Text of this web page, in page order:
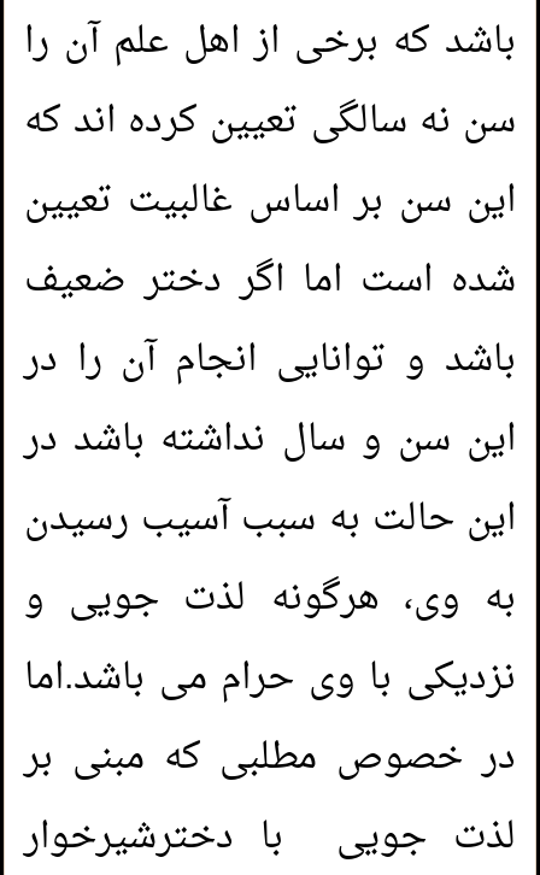
باشد که برخی از اهل علم آن را
سن نه سالگی تعیین کرده اند که
این سن بر اساس غالبیت تعیین
شده است اما اگر دختر ضعیف
باشد و توانایی انجام آن را در
این سن و سال نداشته باشد در
این حالت به سبب آسیب رسیدن
به وی، هرگونه لذت جویی و
نزدیکی با وی حرام می باشد.اما
در خصوص مطلبی که مبنی بر
لذت جویی با دخترشیرخوار